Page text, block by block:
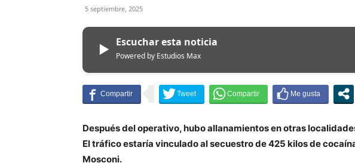
5 septiembre, 2025
▶ Escuchar esta noticia
Powered by Estudios Max
Después del operativo, hubo allanamientos en otras
El tráfico estaría vinculado al secuestro de 425 kilos de
Mosconi.